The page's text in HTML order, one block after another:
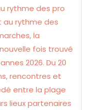
rythme des pro